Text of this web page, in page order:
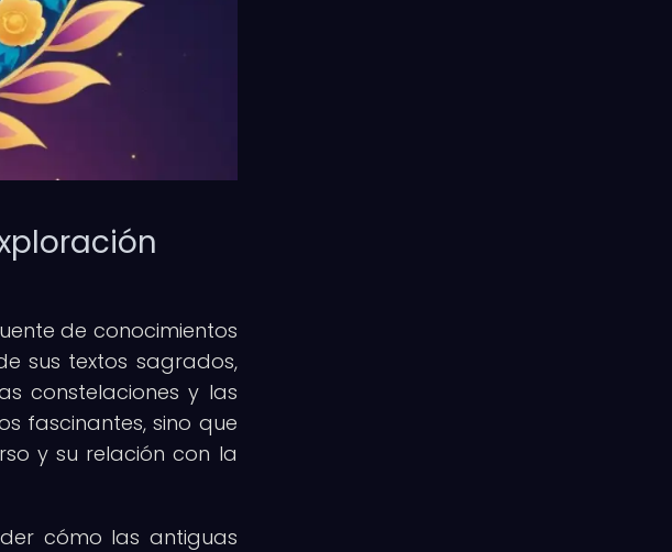
de conocimientos
sus textos sagrados,
constelaciones y las
fascinantes, sino que
y su relación con la
cómo las antiguas